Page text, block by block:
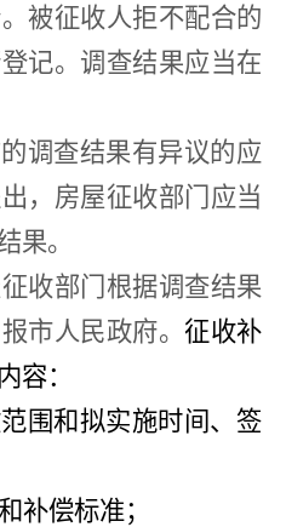
被征收人拒不配合的
记。调查结果应当在
调查结果有异议的应
，房屋征收部门应当
果。
收部门根据调查结果
市人民政府。 征收补
容：
范围和拟实施时间、签
补偿标准；